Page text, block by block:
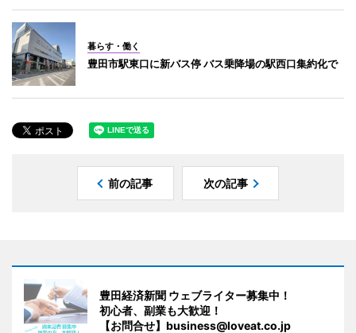
暮らす・働く
豊田市駅東口に新バス停 バス乗降場の駅西口集約化で
前の記事 次の記事
豊田経済新聞 ウェブライター募集中！
初心者、副業も大歓迎！
【お問合せ】business@loveat.co.jp